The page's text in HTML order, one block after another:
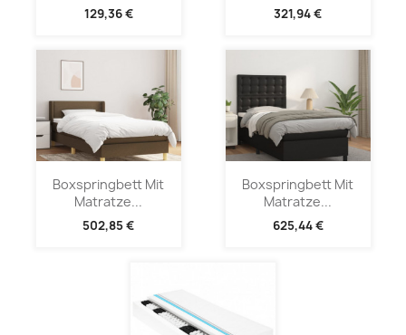
129,36 € 321,94 €
Boxspringbett Mit
Matratze...
502,85 €
Boxspringbett Mit
Matratze...
625,44 €